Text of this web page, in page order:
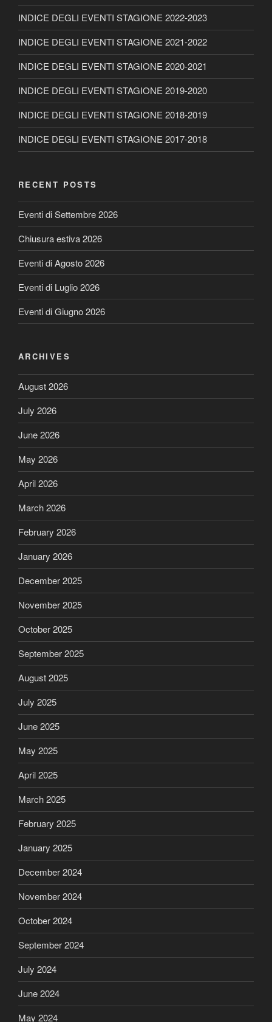
INDICE DEGLI EVENTI STAGIONE 2022-2023
INDICE DEGLI EVENTI STAGIONE 2021-2022
INDICE DEGLI EVENTI STAGIONE 2020-2021
INDICE DEGLI EVENTI STAGIONE 2019-2020
INDICE DEGLI EVENTI STAGIONE 2018-2019
INDICE DEGLI EVENTI STAGIONE 2017-2018
RECENT POSTS
Eventi di Settembre 2026
Chiusura estiva 2026
Eventi di Agosto 2026
Eventi di Luglio 2026
Eventi di Giugno 2026
ARCHIVES
August 2026
July 2026
June 2026
May 2026
April 2026
March 2026
February 2026
January 2026
December 2025
November 2025
October 2025
September 2025
August 2025
July 2025
June 2025
May 2025
April 2025
March 2025
February 2025
January 2025
December 2024
November 2024
October 2024
September 2024
July 2024
June 2024
May 2024